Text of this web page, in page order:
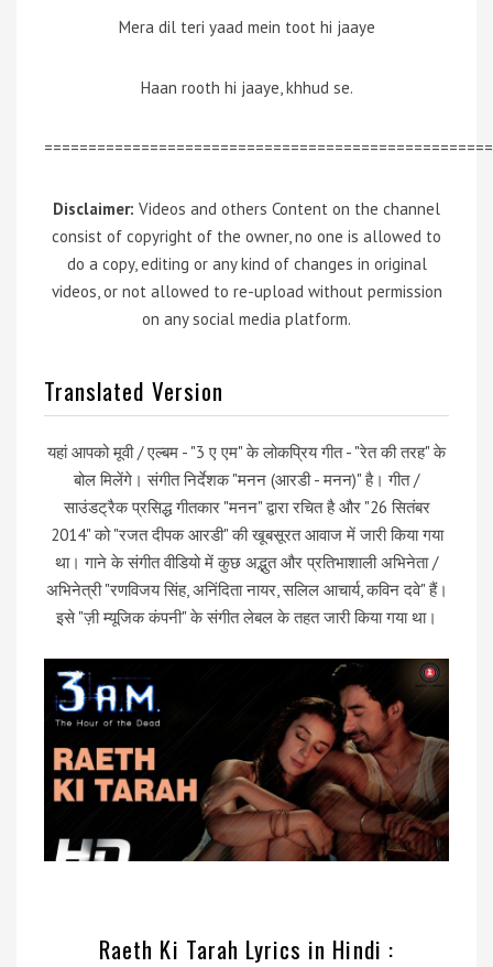
Mera dil teri yaad mein toot hi jaaye
Haan rooth hi jaaye, khhud se.
Disclaimer: Videos and others Content on the channel
consist of copyright of the owner, no one is allowed to
do a copy, editing or any kind of changes in original
videos, or not allowed to re-upload without permission
on any social media platform.
Translated Version
यहां आपको मूवी / एल्बम - "3 ए एम" के लोकप्रिय गीत - "रेत की तरह" के
बोल मिलेंगे। संगीत निर्देशक "मनन (आरडी - मनन)" है। गीत /
साउंडट्रैक प्रसिद्ध गीतकार "मनन" द्वारा रचित है और "26 सितंबर
2014" को "रजत दीपक आरडी" की खूबसूरत आवाज में जारी किया गया
था। गाने के संगीत वीडियो में कुछ अद्भुत और प्रतिभाशाली अभिनेता /
अभिनेत्री "रणविजय सिंह, अनिंदिता नायर, सलिल आचार्य, कविन दवे" हैं।
इसे "ज़ी म्यूजिक कंपनी" के संगीत लेबल के तहत जारी किया गया था।
Raeth Ki Tarah Lyrics in Hindi :